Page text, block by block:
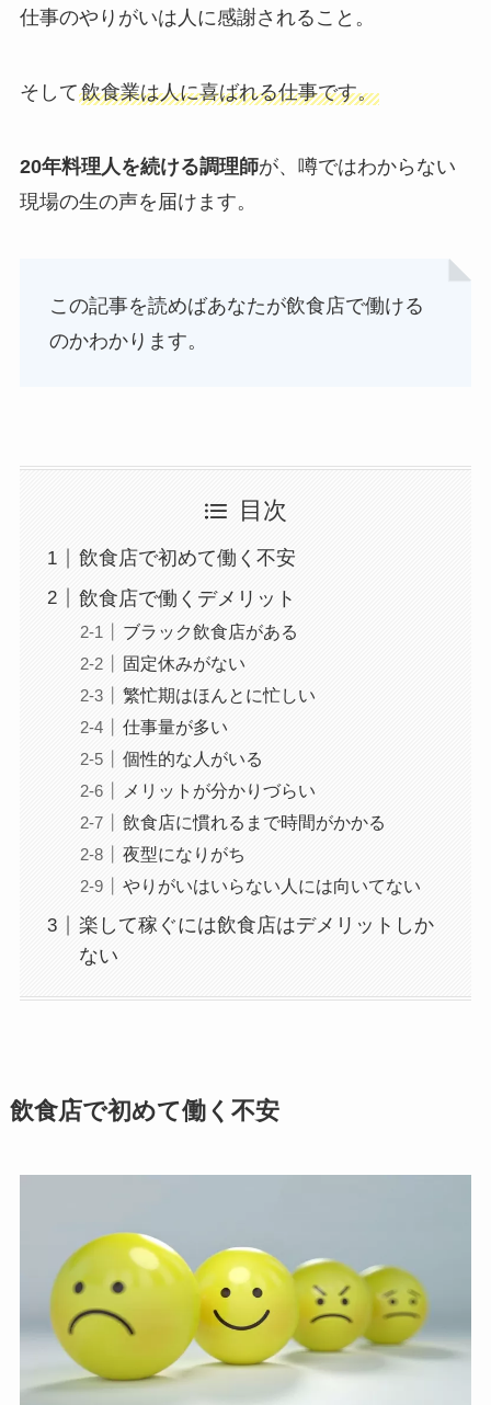
仕事のやりがいは人に感謝されること。
そして飲食業は人に喜ばれる仕事です。
20年料理人を続ける調理師が、噂ではわからない
現場の生の声を届けます。
この記事を読めばあなたが飲食店で働ける
のかわかります。
目次
飲食店で初めて働く不安
飲食店で働くデメリット
ブラック飲食店がある
固定休みがない
繁忙期はほんとに忙しい
仕事量が多い
個性的な人がいる
メリットが分かりづらい
飲食店に慣れるまで時間がかかる
夜型になりがち
やりがいはいらない人には向いてない
楽して稼ぐには飲食店はデメリットしか
ない
飲食店で初めて働く不安